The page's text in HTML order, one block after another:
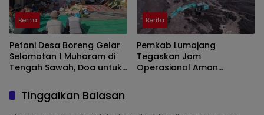
Berita
Petani Desa Boreng Gelar
Selamatan 1 Muharam di
Tengah Sawah, Doa untuk
Berita
Pemkab Lumajang
Tegaskan Jam
Operasional Aman
Tinggalkan Balasan